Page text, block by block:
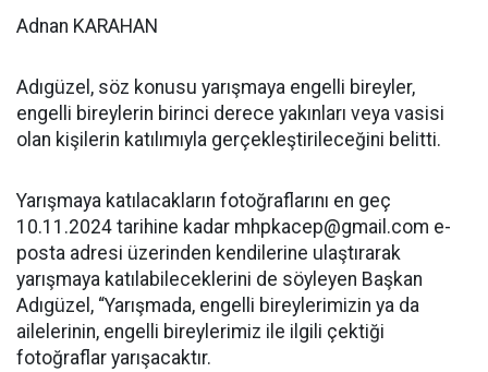
Adnan KARAHAN
Adıgüzel, söz konusu yarışmaya engelli bireyler,
engelli bireylerin birinci derece yakınları veya vasisi
olan kişilerin katılımıyla gerçekleştirileceğini belitti.
Yarışmaya katılacakların fotoğraflarını en geç
10.11.2024 tarihine kadar mhpkacep@gmail.com e-
posta adresi üzerinden kendilerine ulaştırarak
yarışmaya katılabileceklerini de söyleyen Başkan
Adıgüzel, “Yarışmada, engelli bireylerimizin ya da
ailelerinin, engelli bireylerimiz ile ilgili çektiği
fotoğraflar yarışacaktır.